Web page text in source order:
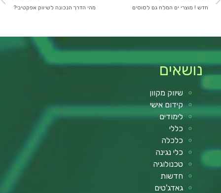
חדש ! מוצרי ים המלח גם לסוסים מהי הדרך הנכונה לשיווק אפקטיבי?
נושאים
שיווק מקוון
קידום אישי
לימודים
כללי
כלכלה
כלי נגינה
טכנולוגיה
חדשות
גאדג'טים